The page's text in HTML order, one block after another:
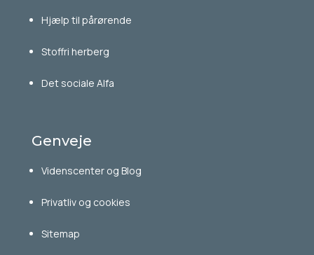
Hjælp til pårørende
Stoffri herberg
Det sociale Alfa
Genveje
Videnscenter og Blog
Privatliv og cookies
Sitemap